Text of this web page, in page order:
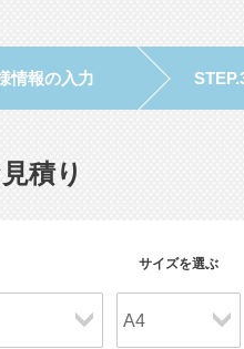
情報の入力
積り
サイズを選ぶ